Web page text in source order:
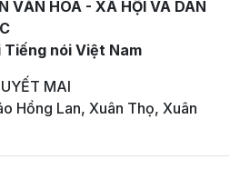
VĂN HOÁ - XÃ HỘI VÀ DÂN
Tiếng nói Việt Nam
MAI
Hồng Lan, Xuân Thọ, Xuân